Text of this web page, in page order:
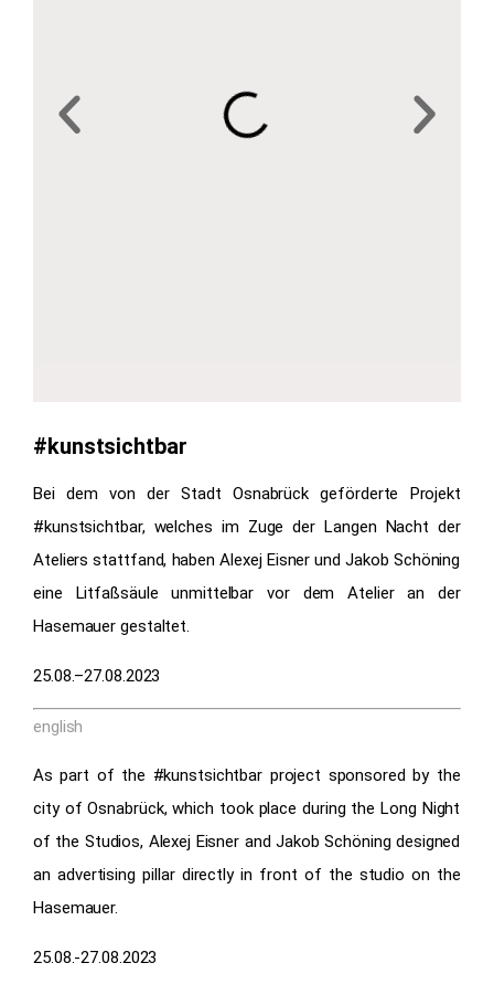
#kunstsichtbar
Bei dem von der Stadt Osnabrück geförderte Projekt
#kunstsichtbar, welches im Zuge der Langen Nacht der
Ateliers stattfand, haben Alexej Eisner und Jakob Schöning
eine Litfaßsäule unmittelbar vor dem Atelier an der
Hasemauer gestaltet.
25.08.–27.08.2023
english
As part of the #kunstsichtbar project sponsored by the
city of Osnabrück, which took place during the Long Night
of the Studios, Alexej Eisner and Jakob Schöning designed
an advertising pillar directly in front of the studio on the
Hasemauer.
25.08.-27.08.2023